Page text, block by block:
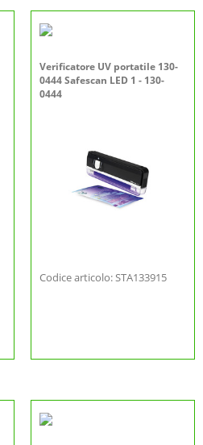
Verificatore UV portatile 130-
0444 Safescan LED 1 - 130-
0444
Codice articolo: STA133915